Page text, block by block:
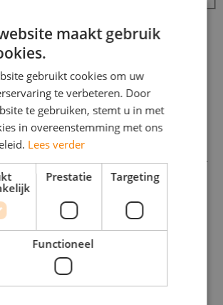
vacatures in Bergen
in Bergen op Zoom gevonden.
vacatures van deze zoekopdracht!
maakt gebruik
gebruikt cookies om uw
te verbeteren. Door
te gebruiken, stemt u in met
in overeenstemming met ons
Lees verder
Prestatie Targeting
Functioneel